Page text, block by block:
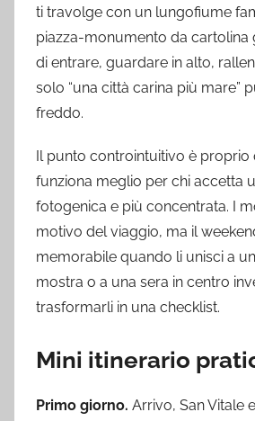
ti travolge con un lungofiume
piazza-monumento da cartolina
di entrare, guardare in alto,
solo “una città carina più mare”
freddo.
Il punto controintuitivo è proprio
funziona meglio per chi accetta
fotogenica e più concentrata. I
motivo del viaggio, ma il
memorabile quando li unisci a
mostra o a una sera in centro
trasformarli in una checklist.
Mini itinerario
Primo giorno. Arrivo, San Vitale